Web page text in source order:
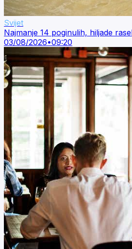
Svijet
Najmanje 14 poginulih, hiljade
03/08/2026•09:20